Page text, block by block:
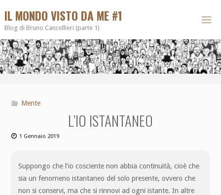
IL MONDO VISTO DA ME #1
Blog di Bruno Cancellieri (parte 1)
Mente
L’IO ISTANTANEO
1 Gennaio 2019
Suppongo che l’io cosciente non abbia continuità, cioè che
sia un fenomeno istantaneo del solo presente, ovvero che
non si conservi, ma che si rinnovi ad ogni istante. In altre